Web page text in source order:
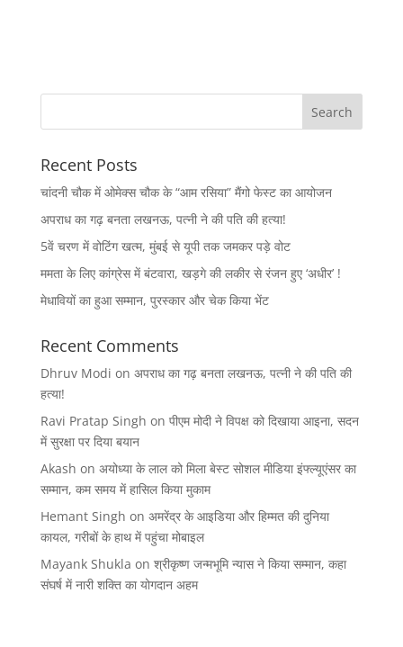
Recent Posts
चांदनी चौक में ओमेक्स चौक के “आम रसिया” मैंगो फेस्ट का आयोजन
अपराध का गढ़ बनता लखनऊ, पत्नी ने की पति की हत्या!
5वें चरण में वोटिंग खत्म, मुंबई से यूपी तक जमकर पड़े वोट
ममता के लिए कांग्रेस में बंटवारा, खड़गे की लकीर से रंजन हुए ‘अधीर’ !
मेधावियों का हुआ सम्मान, पुरस्कार और चेक किया भेंट
Recent Comments
Dhruv Modi on अपराध का गढ़ बनता लखनऊ, पत्नी ने की पति की
हत्या!
Ravi Pratap Singh on पीएम मोदी ने विपक्ष को दिखाया आइना, सदन
में सुरक्षा पर दिया बयान
Akash on अयोध्या के लाल को मिला बेस्ट सोशल मीडिया इंफ्ल्यूएंसर का
सम्मान, कम समय में हासिल किया मुकाम
Hemant Singh on अमरेंद्र के आइडिया और हिम्मत की दुनिया
कायल, गरीबों के हाथ में पहुंचा मोबाइल
Mayank Shukla on श्रीकृष्ण जन्मभूमि न्यास ने किया सम्मान, कहा
संघर्ष में नारी शक्ति का योगदान अहम